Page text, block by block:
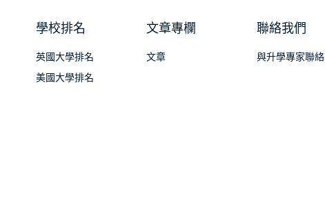
學校排名
英國大學排名
美國大學排名
文章專欄
文章
聯絡我們
與升學專家聯絡